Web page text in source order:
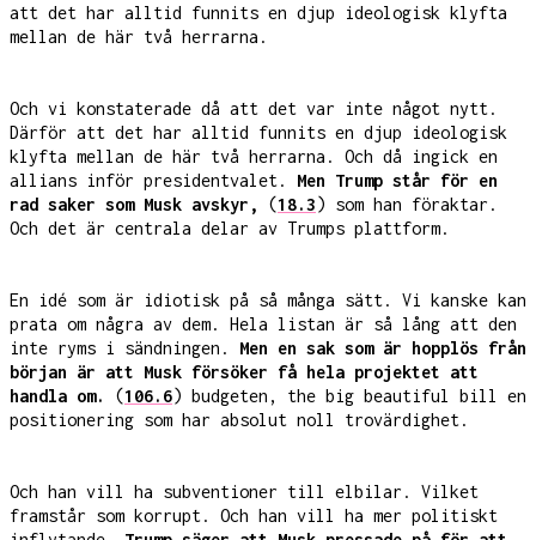
att det har alltid funnits en djup ideologisk klyfta
mellan de här två herrarna.
Och vi konstaterade då att det var inte något nytt.
Därför att det har alltid funnits en djup ideologisk
klyfta mellan de här två herrarna. Och då ingick en
allians inför presidentvalet. Men Trump står för en
rad saker som Musk avskyr,
(18.3) som han föraktar.
Och det är centrala delar av Trumps plattform.
En idé som är idiotisk på så många sätt. Vi kanske kan
prata om några av dem. Hela listan är så lång att den
inte ryms i sändningen. Men en sak som är hopplös från
början är att Musk försöker få hela projektet att
handla om.
(106.6) budgeten, the big beautiful bill en
positionering som har absolut noll trovärdighet.
Och han vill ha subventioner till elbilar. Vilket
framstår som korrupt. Och han vill ha mer politiskt